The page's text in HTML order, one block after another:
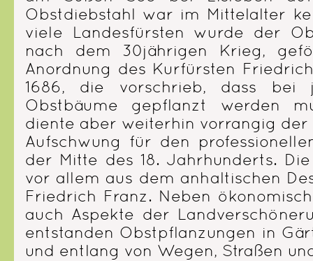
Obstdiebstahl war im Mittelalter
viele Landesfürsten wurde der
nach dem 30jährigen Krieg,
Anordnung des Kurfürsten
1686, die vorschrieb, dass bei
Obstbäume gepflanzt werden
diente aber weiterhin vorrangig der
Aufschwung für den
der Mitte des 18. Jahrhunderts.
vor allem aus dem anhaltischen
Friedrich Franz. Neben
auch Aspekte der
entstanden Obstpflanzungen in
und entlang von Wegen, Straßen